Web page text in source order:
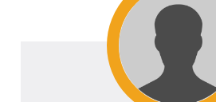
[Educarchile
ayuda